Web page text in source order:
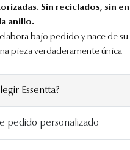
Sin reciclados, sin
anillo.
bajo pedido y nace de
pieza verdaderamente única
Essentta?
pedido personalizado